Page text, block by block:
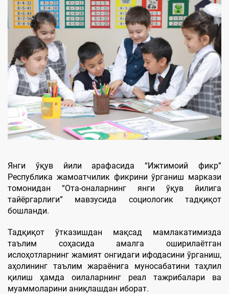
Янги ўқув йили арафасида “Ижтимоий фикр”
Республика жамоатчилик фикрини ўрганиш маркази
томонидан “Ота-оналарнинг янги ўқув йилига
тайёргарлиги” мавзусида социологик тадқиқот
бошланди.
Тадқиқот ўтказишдан мақсад мамлакатимизда
таълим соҳасида амалга оширилаётган
ислоҳотларнинг жамият онгидаги ифодасини ўрганиш,
аҳолининг таълим жараёнига муносабатини таҳлил
қилиш ҳамда оилаларнинг реал тажрибалари ва
муаммоларини аниқлашдан иборат.